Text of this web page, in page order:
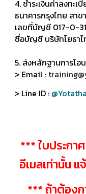
4. ชำระเงินค่าลงทะเ
ธนาคารกรุงไทย สา
เลขที่บัญชี 017-0-
ชื่อบัญชี บริษัทโยธาไ
5. ส่งหลักฐานการโอ
> Email :
> Line ID :
*** ใบประกา
อีเมลเท่านั้น
*** ถ้าต้องก